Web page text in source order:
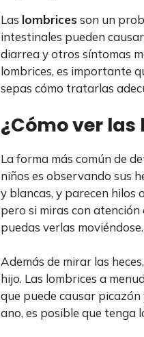
Las lombrices son un
intestinales pueden
diarrea y otros síntomas
lombrices, es importante
sepas cómo tratarlas
¿Cómo ver
La forma más común de
niños es observando sus
y blancas, y parecen hilos
pero si miras con atención
puedas verlas moviéndose.
Además de mirar las
hijo. Las lombrices a
que puede causar picazón
ano, es posible que tenga